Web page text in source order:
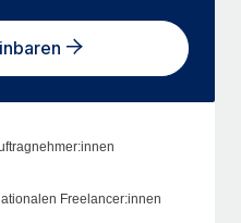
Freelancer:innen